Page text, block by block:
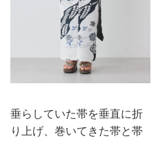
垂らしていた帯を垂直に折
り上げ、巻いてきた帯と帯